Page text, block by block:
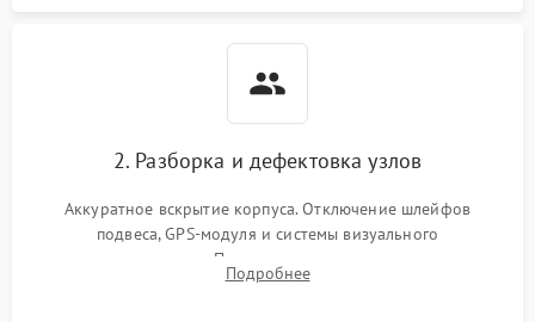
2. Разборка и дефектовка узлов
Аккуратное вскрытие корпуса. Отключение шлейфов
подвеса, GPS-модуля и системы визуального
позиционирования. Проверка полетного контроллера,
регуляторов оборотов (ESC) и бесколлекторных моторов на
Подробнее